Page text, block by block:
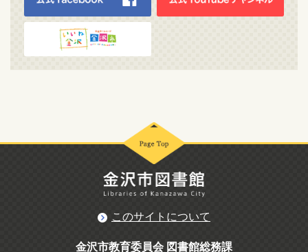
このサイトについて
金沢市教育委員会 図書館総務課